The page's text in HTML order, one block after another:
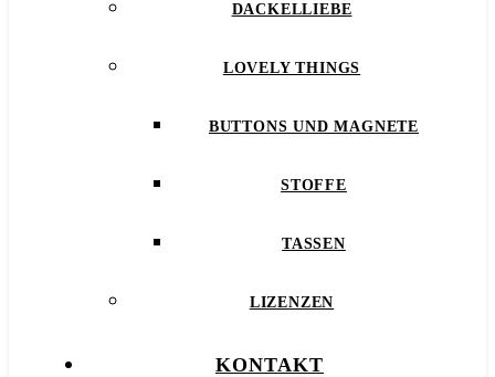
DACKELLIEBE
LOVELY THINGS
BUTTONS UND MAGNETE
STOFFE
TASSEN
LIZENZEN
KONTAKT